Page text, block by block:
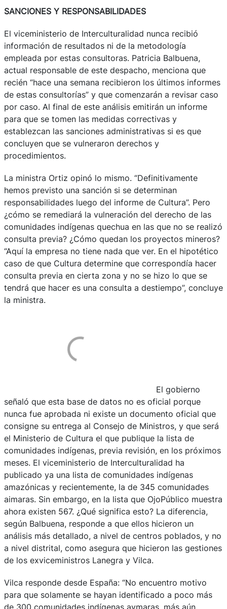
SANCIONES Y RESPONSABILIDADES
El viceministerio de Interculturalidad nunca recibió
información de resultados ni de la metodología
empleada por estas consultoras. Patricia Balbuena,
actual responsable de este despacho, menciona que
recién “hace una semana recibieron los últimos informes
de estas consultorías” y que comenzarán a revisar caso
por caso. Al final de este análisis emitirán un informe
para que se tomen las medidas correctivas y
establezcan las sanciones administrativas si es que
concluyen que se vulneraron derechos y
procedimientos.
La ministra Ortiz opinó lo mismo. “Definitivamente
hemos previsto una sanción si se determinan
responsabilidades luego del informe de Cultura”. Pero
¿cómo se remediará la vulneración del derecho de las
comunidades indígenas quechua en las que no se realizó
consulta previa? ¿Cómo quedan los proyectos mineros?
“Aquí la empresa no tiene nada que ver. En el hipotético
caso de que Cultura determine que correspondía hacer
consulta previa en cierta zona y no se hizo lo que se
tendrá que hacer es una consulta a destiempo”, concluye
la ministra.
El gobierno
señaló que esta base de datos no es oficial porque
nunca fue aprobada ni existe un documento oficial que
consigne su entrega al Consejo de Ministros, y que será
el Ministerio de Cultura el que publique la lista de
comunidades indígenas, previa revisión, en los próximos
meses. El viceministerio de Interculturalidad ha
publicado ya una lista de comunidades indígenas
amazónicas y recientemente, la de 345 comunidades
aimaras. Sin embargo, en la lista que OjoPúblico muestra
ahora existen 567. ¿Qué significa esto? La diferencia,
según Balbuena, responde a que ellos hicieron un
análisis más detallado, a nivel de centros poblados, y no
a nivel distrital, como asegura que hicieron las gestiones
de los exviceministros Lanegra y Vilca.
Vilca responde desde España: “No encuentro motivo
para que solamente se hayan identificado a poco más
de 300 comunidades indígenas aymaras, más aún